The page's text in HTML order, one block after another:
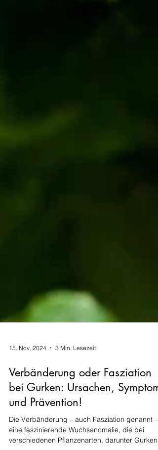
15. Nov. 2024 3 Min. Lesezeit
Verbänderung oder Fasziation
bei Gurken: Ursachen,
und Prävention!
Die Verbänderung – auch Fasziation genannt –